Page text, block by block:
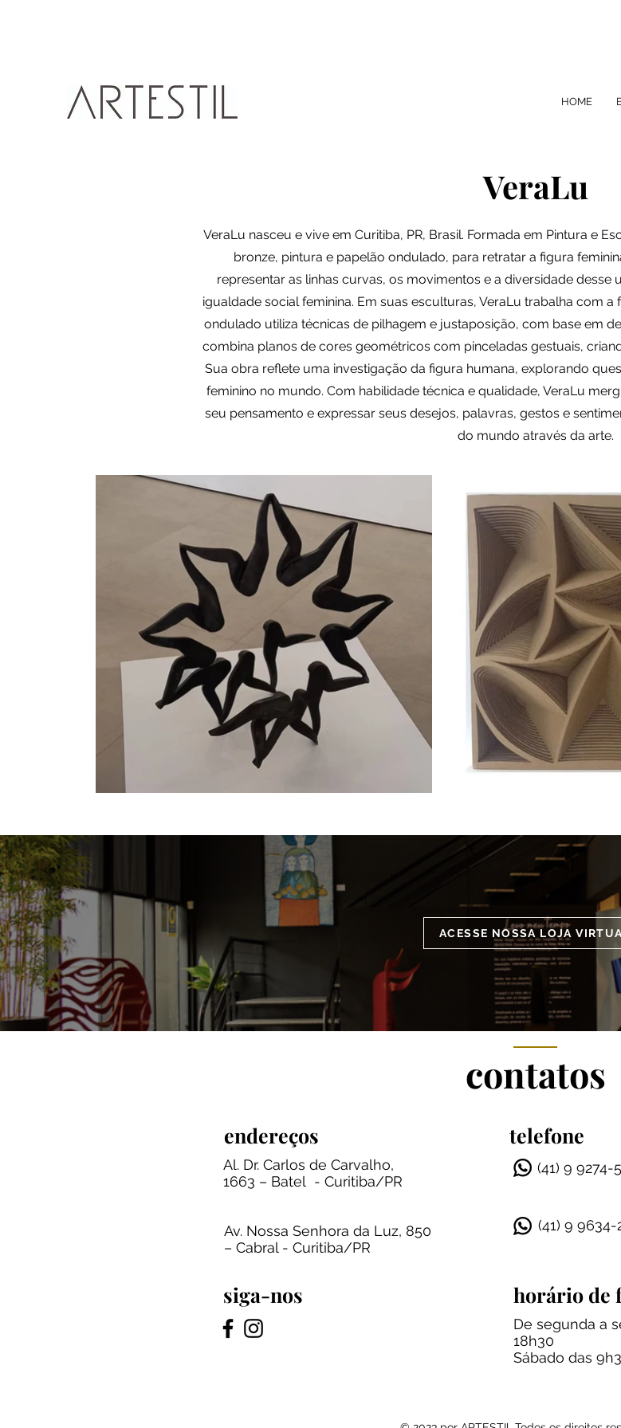
HOME
VeraLu
VeraLu nasceu e vive em Curitiba, PR, Brasil. Formada em Pintura e
bronze, pintura e papelão ondulado, para retratar a figura
representar as linhas curvas, os movimentos e a diversidade
igualdade social feminina. Em suas esculturas, VeraLu trabalha com
ondulado utiliza técnicas de pilhagem e justaposição, com base em
combina planos de cores geométricos com pinceladas gestuais,
Sua obra reflete uma investigação da figura humana, explorando
feminino no mundo. Com habilidade técnica e qualidade, VeraLu
seu pensamento e expressar seus desejos, palavras, gestos e
do mundo através da arte.
ACESSE NOSSA LOJA
contatos
endereços
Al. Dr. Carlos de Carvalho,
1663 – Batel - Curitiba/PR
telefone
(41) 9 9274-
Av. Nossa Senhora da Luz, 850
– Cabral - Curitiba/PR
siga-nos
(41) 9 9634-
horário de
De segunda a
18h30
Sábado das